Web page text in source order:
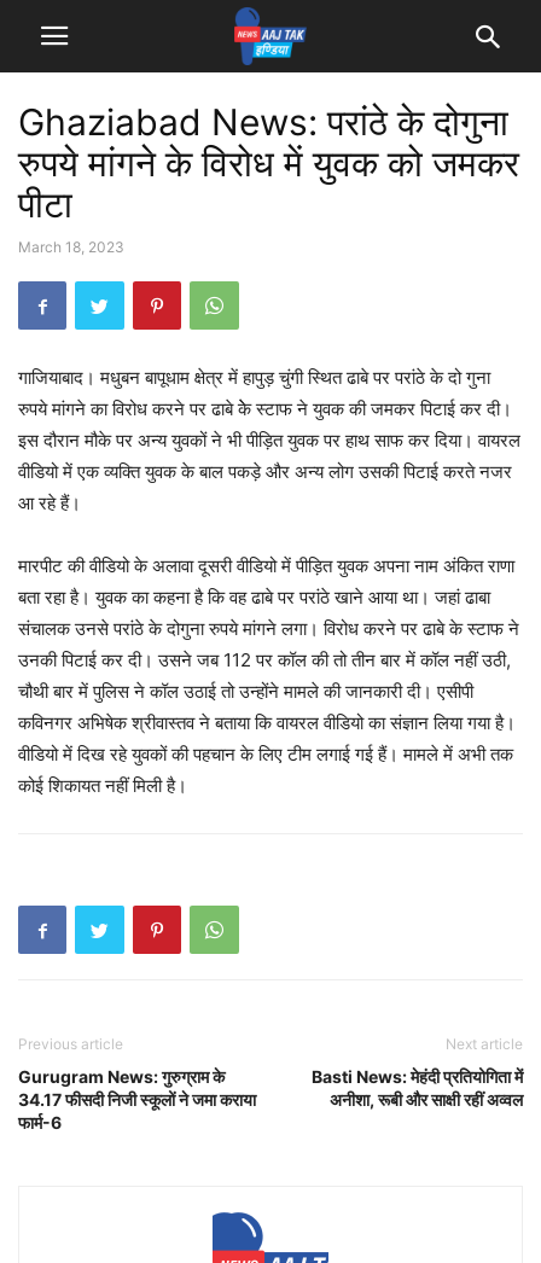
Ghaziabad News: परांठे के दोगुना
रुपये मांगने के विरोध में युवक को जमकर
पीटा
March 18, 2023
गाजियाबाद। मधुबन बापूधाम क्षेत्र में हापुड़ चुंगी स्थित ढाबे पर परांठे के दो गुना
रुपये मांगने का विरोध करने पर ढाबे केे स्टाफ ने युवक की जमकर पिटाई कर दी।
इस दौरान मौके पर अन्य युवकों ने भी पीड़ित युवक पर हाथ साफ कर दिया। वायरल
वीडियो में एक व्यक्ति युवक के बाल पकड़े और अन्य लोग उसकी पिटाई करते नजर
आ रहे हैं।
मारपीट की वीडियो के अलावा दूसरी वीडियो में पीड़ित युवक अपना नाम अंकित राणा
बता रहा है। युवक का कहना है कि वह ढाबे पर परांठे खाने आया था। जहां ढाबा
संचालक उनसे परांठे के दोगुना रुपये मांगने लगा। विरोध करने पर ढाबे के स्टाफ ने
उनकी पिटाई कर दी। उसने जब 112 पर कॉल की तो तीन बार में कॉल नहीं उठी,
चौथी बार में पुलिस ने कॉल उठाई तो उन्होंने मामले की जानकारी दी। एसीपी
कविनगर अभिषेक श्रीवास्तव ने बताया कि वायरल वीडियो का संज्ञान लिया गया है।
वीडियो में दिख रहे युवकों की पहचान के लिए टीम लगाई गई हैं। मामले में अभी तक
कोई शिकायत नहीं मिली है।
Previous article
Gurugram News: गुरुग्राम के
34.17 फीसदी निजी स्कूलों ने जमा कराया
फार्म-6
Next article
Basti News: मेहंदी प्रतियोगिता में
अनीशा, रूबी और साक्षी रहीं अव्वल